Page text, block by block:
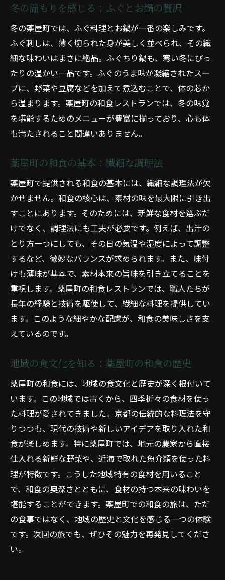
薬屋町の和食店紹介：季節の食材を堪能
和食の楽しみ：薬屋町で四季折々の味わい
を体験
薬屋町の和食で感じる四季の味覚繊細な料理を
楽しむ
春の風物詩：桜餅と筍料理
夏の清涼感：鱧と鮎の和食
秋の贅沢：松茸と栗の取り合わせ
冬の温もり：ふぐと牡蠣の鍋料理
薬屋町の和食店ガイド：季節感あふれる料
理
和食の美しさ：季節ごとの繊細な料理
京都薬屋町和食の旅季節の食材が織りなす絶品
料理
春の味覚旅：桜と筍の和食
夏の涼を求めて：鮎料理と鱧の一品
秋の実りの旅：松茸と栗の料理
冬の贅沢旅：ふぐと牡蠣の鍋料理
薬屋町の和食巡り：四季の美味しさを探す
絶品和食：薬屋町で味わう季節の料理
冬の温もりを感じる：ふぐとお鍋の贅沢
冬の薬屋町では、ふぐ料理とお鍋が一番の楽しみです。
ふぐ刺しは、薄く切られた身が美しく並べられ、その繊
細な味わいはまさに絶品。ふぐちり鍋も、寒い冬にぴっ
たりの温かい一品です。ふぐのうま味が凝縮されたスー
プに、野菜や豆腐などを加えて煮込むことで、体の芯か
ら温まります。薬屋町の和食レストランでは、冬の味覚
を堪能するためのメニューが豊富に揃っており、心も体
も満たされること間違いありません。
薬屋町の和食の基本：繊細な調理法
薬屋町で提供される和食の基本には、繊細な調理法が欠
かせません。和食の核心は、素材の味を最大限に引き出
すことにあります。そのためには、新鮮な食材を選ぶだ
けでなく、調理法にも工夫が必要です。例えば、出汁の
とり方一つにしても、その日の気温や湿度によって調整
するなど、微妙なバランスが求められます。また、味付
けも薄味が基本で、素材本来の旨味を引き立てることを
重視します。薬屋町の和食レストランでは、職人たちが
長年の経験と技術を駆使して、繊細な料理を提供してい
ます。このような細やかな配慮が、和食の美味しさを支
えているのです。
地域の食文化を知る：薬屋町の和食の歴史
薬屋町の和食には、地域の食文化と歴史が深く根付いて
います。この地域では古くから、四季折々の食材を使っ
た料理が愛されてきました。京都の伝統的な料理法を守
りつつも、現代の技術や新しいアイデアを取り入れた和
食が楽しめます。特に薬屋町では、地元の農家から直接
仕入れる新鮮な野菜や、近海で取れた魚介類を使った料
理が特徴です。こうした地域特有の食材を用いること
で、和食の奥深さとともに、食材の持つ本来の味わいを
堪能することができます。薬屋町での和食の旅は、ただ
の食事ではなく、地域の歴史と文化を感じる一つの体験
です。次回の旅でも、ぜひその魅力を再発見してくださ
い。